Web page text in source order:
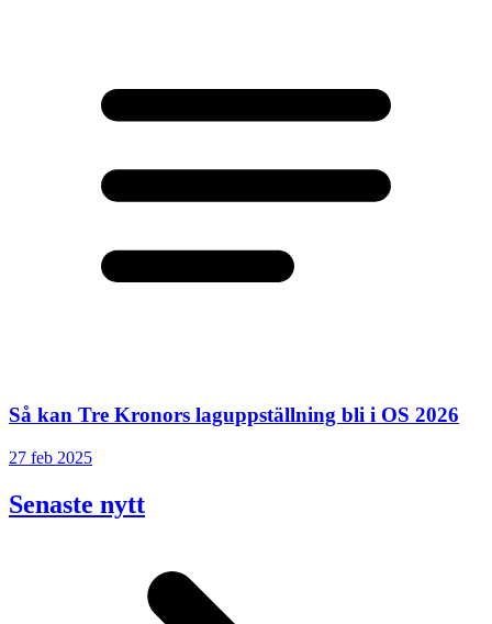
Så kan Tre Kronors laguppställning bli i OS 2026
27 feb 2025
Senaste nytt